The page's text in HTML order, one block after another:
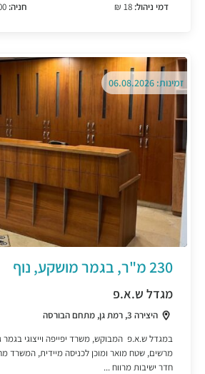
דמי ניהול:
חניה: 1,000 ₪
זמינות: 06.08.2026
230 מ"ר, בגמר מושקע, נוף
מגדל ש.א.פ
היצירה 3, רמת גן, מתחם הבורסה
מרשים, שטח מואר ומוכן לכניסה מיידית, המשרד
חדר ישיבות מרווח ...